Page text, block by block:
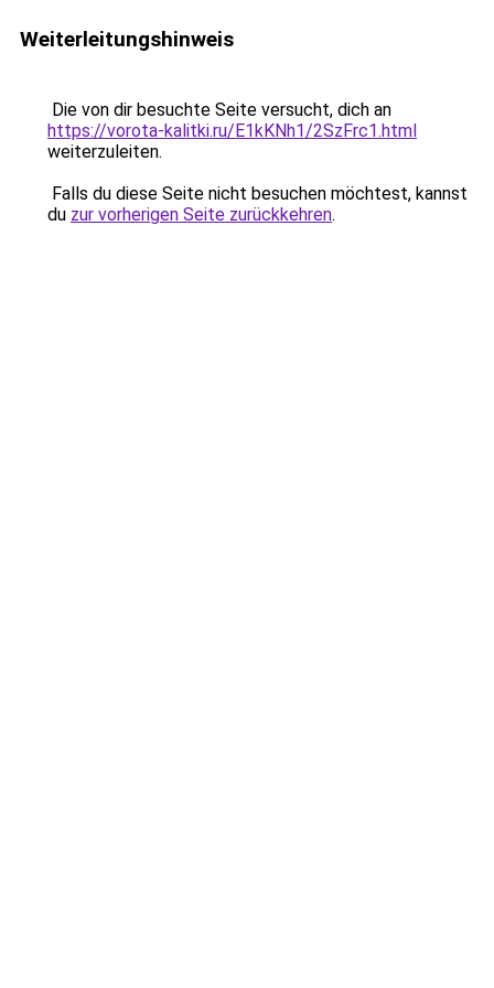
Weiterleitungshinweis
Die von dir besuchte Seite versucht, dich an
https://vorota-kalitki.ru/E1kKNh1/2SzFrc1.html
weiterzuleiten.
Falls du diese Seite nicht besuchen möchtest, kannst
du zur vorherigen Seite zurückkehren.